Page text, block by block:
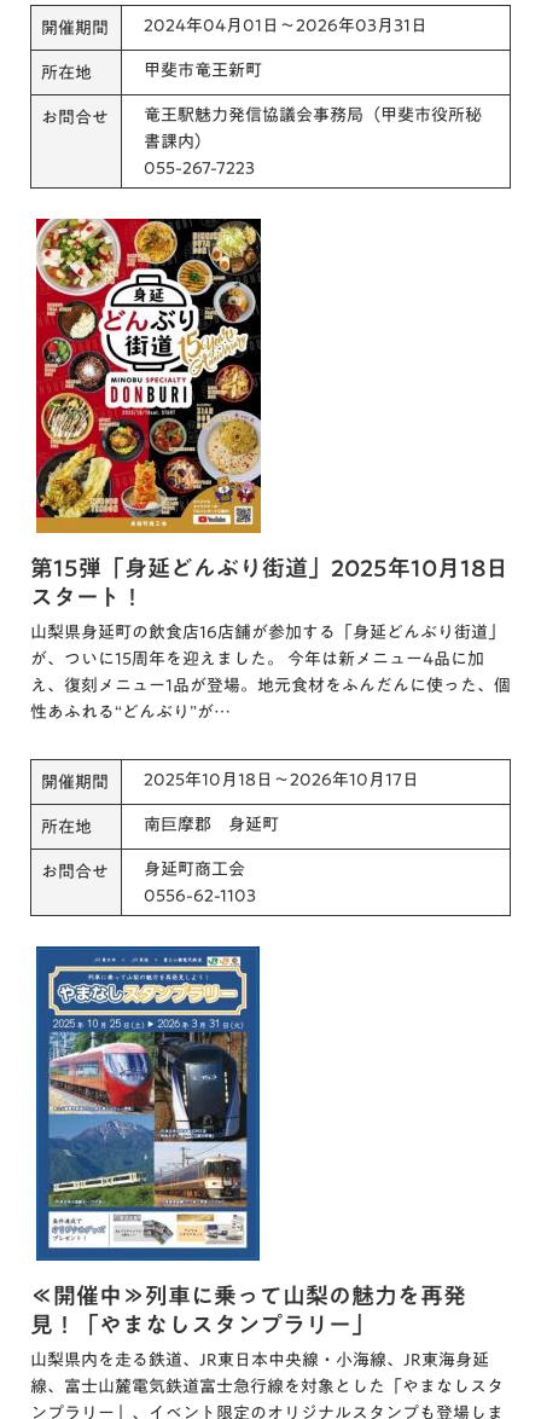
開催期間 2024年04月01日～2026年03月31日
所在地 甲斐市竜王新町
お問合せ
竜王駅魅力発信協議会事務局（甲斐市役所秘
書課内）
055-267-7223
第15弾「身延どんぶり街道」2025年10月18日
スタート！
山梨県身延町の飲食店16店舗が参加する「身延どんぶり街道」
が、ついに15周年を迎えました。 今年は新メニュー4品に加
え、復刻メニュー1品が登場。地元食材をふんだんに使った、個
性あふれる“どんぶり”が…
開催期間 2025年10月18日～2026年10月17日
所在地 南巨摩郡 身延町
お問合せ
身延町商工会
0556-62-1103
≪開催中≫列車に乗って山梨の魅力を再発
見！「やまなしスタンプラリー」
山梨県内を走る鉄道、JR東日本中央線・小海線、JR東海身延
線、富士山麓電気鉄道富士急行線を対象とした「やまなしスタ
ンプラリー」、イベント限定のオリジナルスタンプも登場しま